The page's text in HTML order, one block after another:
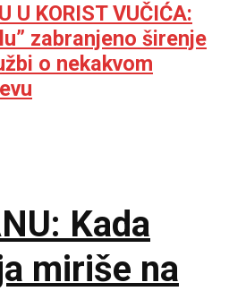
U KORIST VUČIĆA:
zabranjeno širenje
o nekakvom
Kada
miriše na